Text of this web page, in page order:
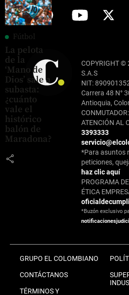
Fútbol
La pelota
de la
‘Mano de
Dios’ sale a
subasta:
¿cuánto
vale el
histórico
balón de
Maradona?
share
COPYRIGHT ©
S.A.S
NIT:
Carrera 48 N°
Antioquia,
ATENCIÓN AL
3393333
*Para asuntos
peticiones,
haz clic aquí
PROGRAMA
ÉTICA
*Buzón exclusivo
GRUPO EL COLOMBIANO
CONTÁCTANOS
TÉRMINOS Y